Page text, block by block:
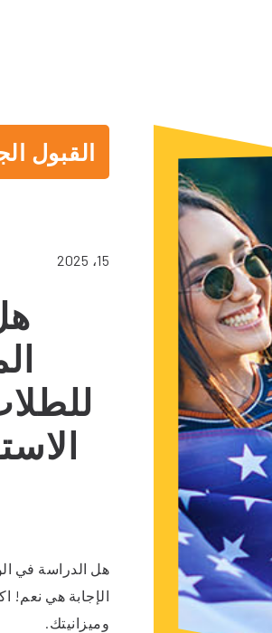
القبول
15، 2025
هل الدراسة في
الإجابة هي نعم!
وميزانيتك.